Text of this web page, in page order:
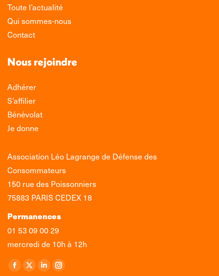
Toute l’actualité
Qui sommes-nous
Contact
Nous rejoindre
Adhérer
S’affilier
Bénévolat
Je donne
Association Léo Lagrange de Défense des
Consommateurs
150 rue des Poissonniers
75883 PARIS CEDEX 18
Permanences
01 53 09 00 29
mercredi de 10h à 12h
Retrouvez-nous sur :
La
La
La
La